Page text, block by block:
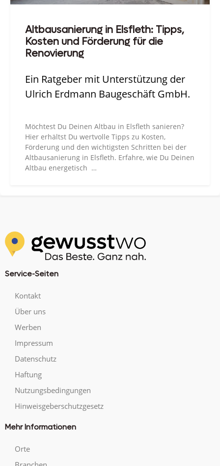
Altbausanierung in Elsfleth: Tipps,
Kosten und Förderung für die
Renovierung
Ein Ratgeber mit Unterstützung der
Ulrich Erdmann Baugeschäft GmbH.
Möchtest Du Deinen Altbau in Elsfleth sanieren?
Hier erhältst Du wertvolle Tipps zu Kosten,
Förderung und den wichtigsten Schritten bei der
Altbausanierung in Elsfleth. Erfahre, wie Du Deinen
Altbau energetisch …
Service-Seiten
Kontakt
Über uns
Werben
Impressum
Datenschutz
Haftung
Nutzungsbedingungen
Hinweisgeberschutzgesetz
Mehr Informationen
Orte